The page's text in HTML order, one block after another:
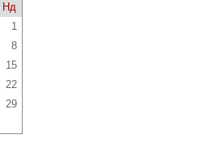
Нд
1
8
15
22
29